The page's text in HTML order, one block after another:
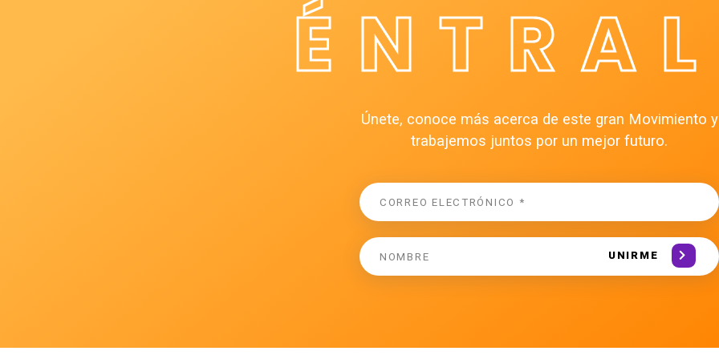
Únete, conoce más acerca de este gran Movimiento y
trabajemos juntos por un mejor futuro.
UNIRME